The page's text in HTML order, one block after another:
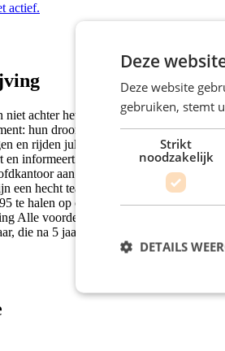
actief.
achter het stuur, maar ben je net zo
hun droomkeuken of
en rijden jullie naar het volgende
en informeert klanten over
aan de Gragtmansstraat 3 in
een hecht team. En voor je vrienden
te halen op onze kosten én onder
Alle voordelen van een TLN-cao
die na 5 jaar oploopt tot € 10.000
Deze
Deze website
gebruiken, stemt
Strikt
noodzakelijk
DETAILS